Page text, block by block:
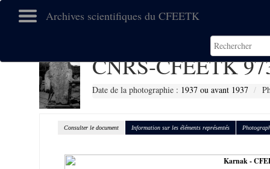
Archives scientifiques du CFEETK
CNRS-CFEETK
Date de la photographie : 1937 ou avant 1937
Consulter le document Information sur les éléments représentés